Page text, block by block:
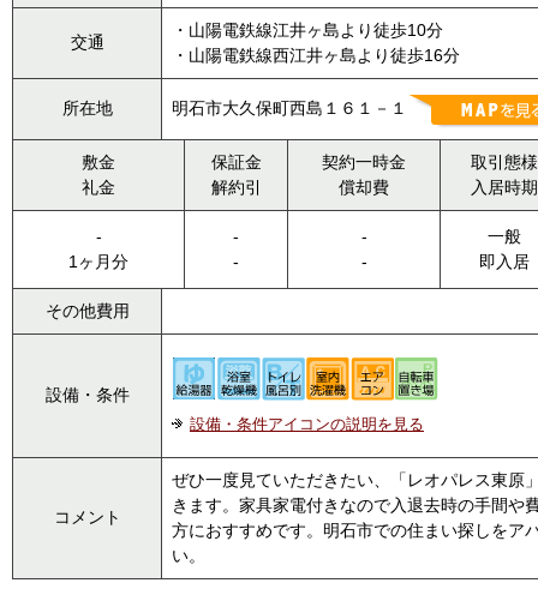
交通
・山陽電鉄線江井ヶ島より徒歩10分
・山陽電鉄線西江井ヶ島より徒歩16分
所在地 明石市大久保町西島１６１－１
敷金
礼金
保証金
解約引
契約一時金
償却費
取引態様
入居時期
-
1ヶ月分
-
-
-
-
一般
即入居
その他費用
設備・条件
設備・条件アイコンの説明を見る
コメント
ぜひ一度見ていただきたい、「レオパレス東原
きます。家具家電付きなので入退去時の手間や
方におすすめです。明石市での住まい探しをア
い。